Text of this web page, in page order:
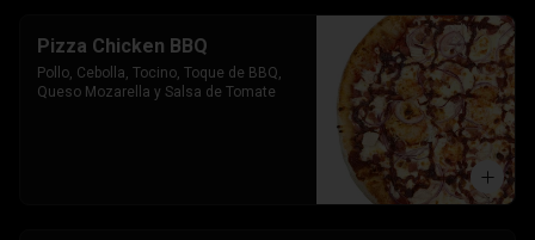
Pizza Chicken BBQ
Pollo, Cebolla, Tocino, Toque de BBQ,
Queso Mozarella y Salsa de Tomate